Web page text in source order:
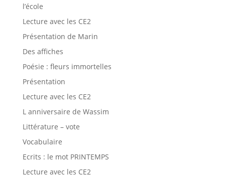
l’école
Lecture avec les CE2
Présentation de Marin
Des affiches
Poésie : fleurs immortelles
Présentation
Lecture avec les CE2
L anniversaire de Wassim
Littérature – vote
Vocabulaire
Ecrits : le mot PRINTEMPS
Lecture avec les CE2